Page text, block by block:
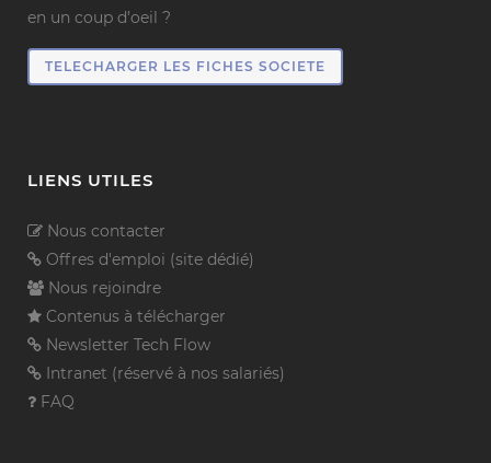
en un coup d’oeil ?
TELECHARGER LES FICHES SOCIETE
LIENS UTILES
Nous contacter
Offres d'emploi (site dédié)
Nous rejoindre
Contenus à télécharger
Newsletter Tech Flow
Intranet (réservé à nos salariés)
FAQ